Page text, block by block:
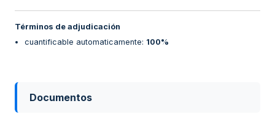
Términos de adjudicación
cuantificable automaticamente: 100%
Documentos